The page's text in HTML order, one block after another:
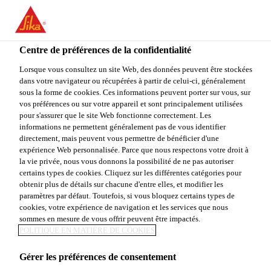
You are accessing "Sika Canada", it seems you are accessing it
from "États-Unis". We have a dedicated website for your country.
TO
SIKA
USA
CANADA WEBSITE
COUNTRY
Sika Canada
MASTICS
Centre de préférences de la confidentialité
Lorsque vous consultez un site Web, des données peuvent être stockées
dans votre navigateur ou récupérées à partir de celui-ci, généralement
sous la forme de cookies. Ces informations peuvent porter sur vous, sur
vos préférences ou sur votre appareil et sont principalement utilisées
pour s'assurer que le site Web fonctionne correctement. Les
informations ne permettent généralement pas de vous identifier
directement, mais peuvent vous permettre de bénéficier d'une
expérience Web personnalisée. Parce que nous respectons votre droit à
la vie privée, nous vous donnons la possibilité de ne pas autoriser
certains types de cookies. Cliquez sur les différentes catégories pour
obtenir plus de détails sur chacune d'entre elles, et modifier les
paramètres par défaut. Toutefois, si vous bloquez certains types de
cookies, votre expérience de navigation et les services que nous
sommes en mesure de vous offrir peuvent être impactés.
POLITIQUE EN MATIÈRE DE COOKIES
Gérer les préférences de consentement